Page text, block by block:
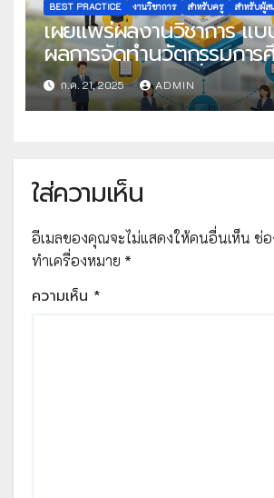
BEST PRACTICE งานวิชาการ สำหรับครู สำหรับผู้ส
เผยแพร่ผลงานวิชาการ แบ
ผลการจัดทำนวัตกรรมการ
คัดเลือกวิธีปฏิบัติที่เป็นเลิศ
ก.ค. 21, 2025 ADMIN
ใส่ความเห็น
อีเมลของคุณจะไม่แสดงให้คนอื่นเห็น ช่
ทำเครื่องหมาย *
ความเห็น *